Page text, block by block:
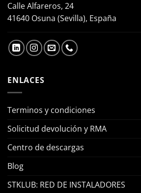
Calle Alfareros, 24
41640 Osuna (Sevilla), España
ENLACES
Terminos y condiciones
Solicitud devolución y RMA
Centro de descargas
Blog
STKLUB: RED DE INSTALADORES